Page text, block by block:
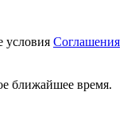
условия Соглашения
ближайшее время.